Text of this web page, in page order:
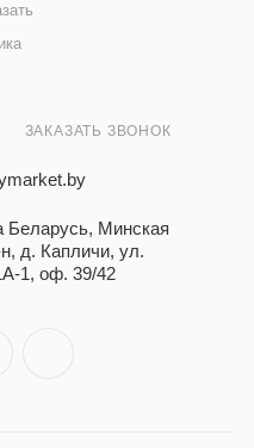
ЗАКАЗАТЬ ЗВОНОК
Беларусь, Минская
д. Капличи, ул.
1, оф. 39/42